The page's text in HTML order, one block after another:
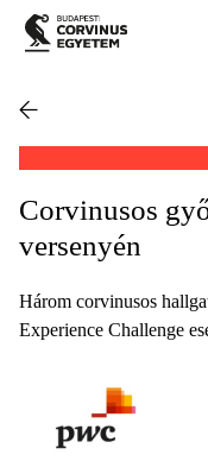
Corvinusos
versenyén
Három corvinusos
Experience Challenge